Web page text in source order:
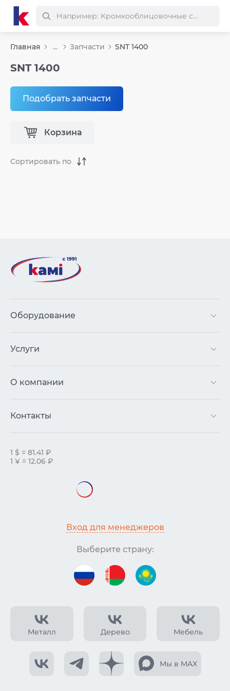
Главная ... Запчасти SNT 1400
SNT 1400
Подобрать запчасти
Корзина
Металл Дерево Мебель
Мы в MAX
Оборудование
Услуги
О компании
Контакты
1 $ = 81.41 ₽
1 ¥ = 12.06 ₽
Вход для менеджеров
Выберите страну: